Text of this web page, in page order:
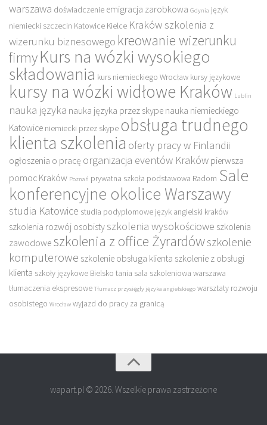
warszawa doświadczenie emigracja zarobkowa Gdynia język
niemiecki szczecin Katowice Kielce Kraków szkolenia z
wizerunku biznesowego kreowanie wizerunku
firmyKurs na wózki wysokiego
składowania kurs niemieckiego Wrocław kursy językowe
kursy na wózki widłowe Kraków Lublin
nauka języka nauka języka przez skype nauka niemieckiego
Katowice niemiecki przez skype obsługa trudnego
klienta szkolenia oferty pracy w Finlandii
ogłoszenia o pracę organizacja eventów Kraków pierwsza
pomoc Kraków Poznań prywatna szkoła podstawowa Radom Sale
konferencyjne okolice Warszawy
studia Katowice studia podyplomowe język angielski kraków
szkolenia rozwój osobisty szkolenia wysokościowe szkolenia
zawodowe szkolenia z office Żyrardówszkolenie
komputerowe szkolenie obsługa klienta szkolenie z obsługi
klienta szkoły językowe Bielsko tania sala szkoleniowa warszawa
tłumaczenia ekspresowe Tłumacz przysięgły języka angielskiego warsztaty rozwoju
osobistego Wrocław wyjazd do pracy za granicą
wapart.pl © 2026. Wszelkie prawa zastrzeżone